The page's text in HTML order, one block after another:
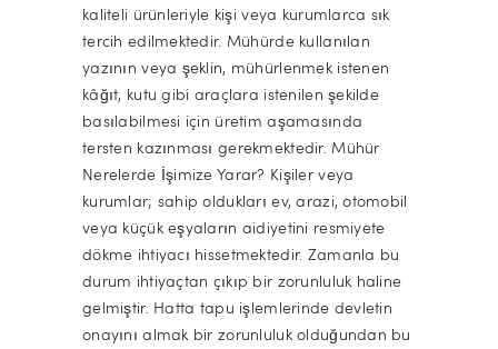
kaliteli ürünleriyle kişi veya kurumlarca sık
tercih edilmektedir. Mühürde kullanılan
yazının veya şeklin, mühürlenmek istenen
kâğıt, kutu gibi araçlara istenilen şekilde
basılabilmesi için üretim aşamasında
tersten kazınması gerekmektedir. Mühür
Nerelerde İşimize Yarar? Kişiler veya
kurumlar; sahip oldukları ev, arazi, otomobil
veya küçük eşyaların aidiyetini resmiyete
dökme ihtiyacı hissetmektedir. Zamanla bu
durum ihtiyaçtan çıkıp bir zorunluluk haline
gelmiştir. Hatta tapu işlemlerinde devletin
onayını almak bir zorunluluk olduğundan bu